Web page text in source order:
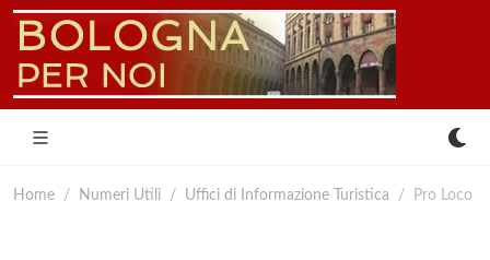
Home Numeri Utili Uffici di Informazione Turistica Pro Loco